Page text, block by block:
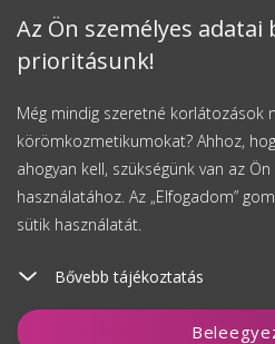
Az Ön személyes
prioritásunk!
Még mindig szeretné korlátozások
körömkozmetikumokat? Ahhoz,
ahogyan kell, szükségünk van az
használatához. Az „Elfogadom”
sütik használatát.
Bővebb tájékoztatás
Kosárhoz ad